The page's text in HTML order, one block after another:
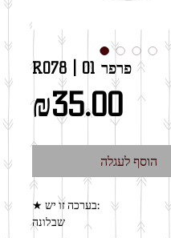
R078 | פרפר 01
₪35.00מחיר
הוסף לעגלה
★ בערכה זו יש:
שבלונה